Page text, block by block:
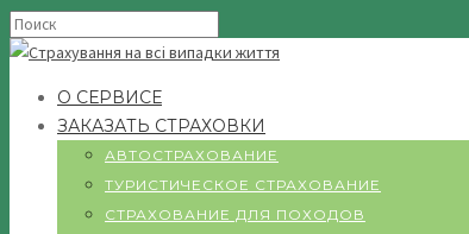
О СЕРВИСЕ
ЗАКАЗАТЬ СТРАХОВКИ
АВТОСТРАХОВАНИЕ
ТУРИСТИЧЕСКОЕ СТРАХОВАНИЕ
СТРАХОВАНИЕ ДЛЯ ПОХОДОВ